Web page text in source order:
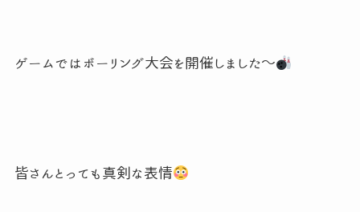
ゲームではボーリング大会を開催しました～
皆さんとっても真剣な表情